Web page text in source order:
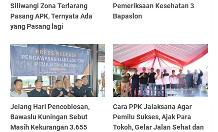
Siliwangi Zona Terlarang
Pasang APK, Ternyata Ada
yang Pasang lagi
Pemeriksaan Kesehatan 3
Bapaslon
Jelang Hari Pencoblosan,
Bawaslu Kuningan Sebut
Masih Kekurangan 3.655
Cara PPK Jalaksana Agar
Pemilu Sukses, Ajak Para
Tokoh, Gelar Jalan Sehat dan